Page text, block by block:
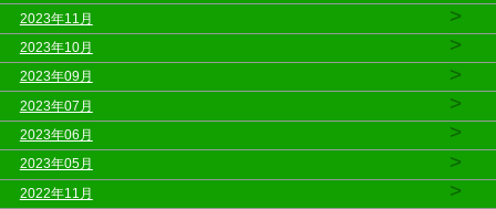
2023年11月 >
2023年10月 >
2023年09月 >
2023年07月 >
2023年06月 >
2023年05月 >
2022年11月 >